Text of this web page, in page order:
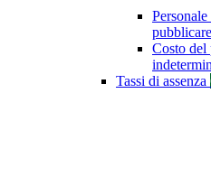
Costo del
Tassi di assenza